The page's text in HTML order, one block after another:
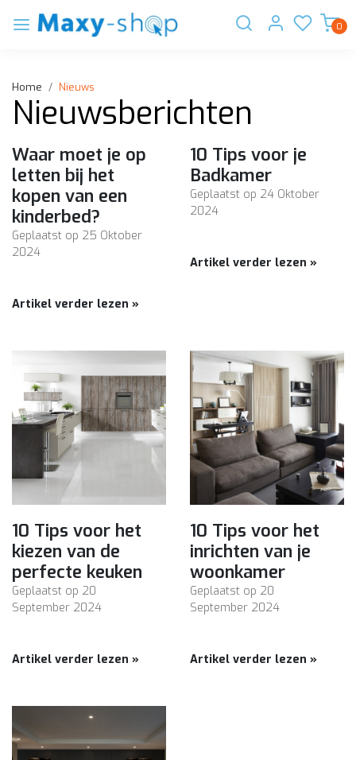
0
Home Nieuws
Nieuwsberichten
Waar moet je op
letten bij het
kopen van een
kinderbed?
Geplaatst op 25 Oktober
2024
Artikel verder lezen »
10 Tips voor je
Badkamer
Geplaatst op 24 Oktober
2024
Artikel verder lezen »
10 Tips voor het
kiezen van de
perfecte keuken
Geplaatst op 20
September 2024
Artikel verder lezen »
10 Tips voor het
inrichten van je
woonkamer
Geplaatst op 20
September 2024
Artikel verder lezen »